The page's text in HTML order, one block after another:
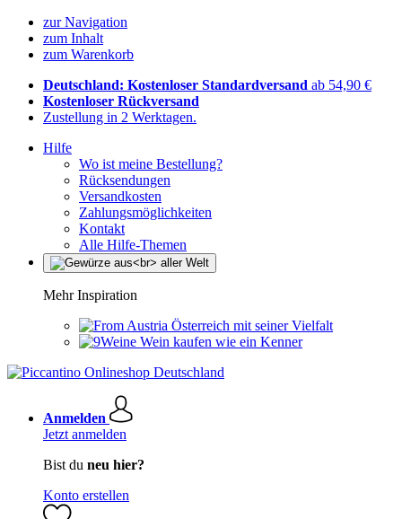
zur Navigation
zum Inhalt
zum Warenkorb
Deutschland: Kostenloser Standardversand ab 54,90 €
Kostenloser Rückversand
Zustellung in 2 Werktagen.
Hilfe
Wo ist meine Bestellung?
Rücksendungen
Versandkosten
Zahlungsmöglichkeiten
Kontakt
Alle Hilfe-Themen
Mehr Inspiration
Österreich mit seiner Vielfalt
Wein kaufen wie ein Kenner
Anmelden
Jetzt anmelden
Bist du neu hier?
Konto erstellen